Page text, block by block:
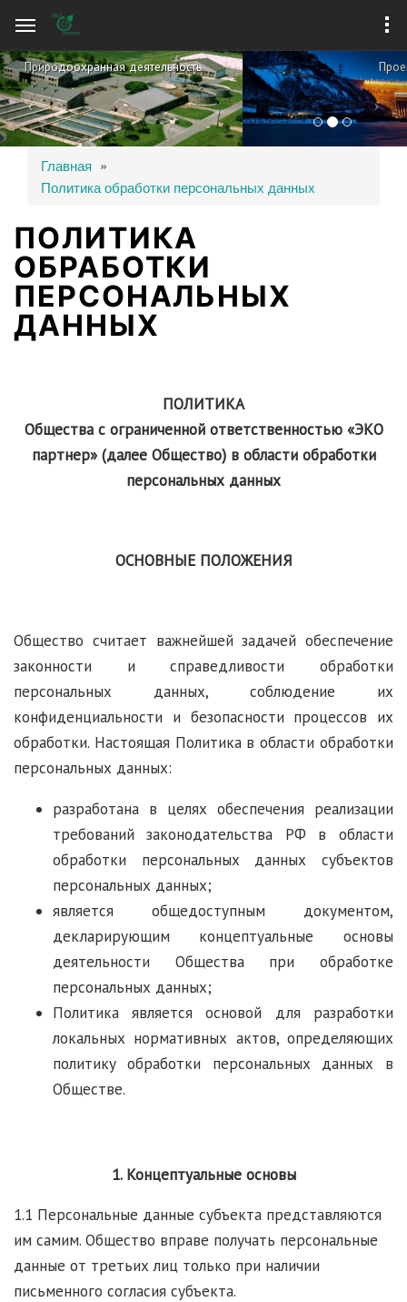
содержанию
Проектная и изыскательская деятельность
P
r
e
v
u
s
N
e
x
t
ВЫ ЗДЕСЬ
Главная »
Политика обработки персональных данных
ПОЛИТИКА
ОБРАБОТКИ
ПЕРСОНАЛЬНЫХ
ДАННЫХ
ПОЛИТИКА
Общества с ограниченной ответственностью «ЭКО
партнер» (далее Общество) в области обработки
персональных данных
ОСНОВНЫЕ ПОЛОЖЕНИЯ
Общество считает важнейшей задачей обеспечение
законности и справедливости обработки
персональных данных, соблюдение их
конфиденциальности и безопасности процессов их
обработки. Настоящая Политика в области обработки
персональных данных:
разработана в целях обеспечения реализации
требований законодательства РФ в области
обработки персональных данных субъектов
персональных данных;
является общедоступным документом,
декларирующим концептуальные основы
деятельности Общества при обработке
персональных данных;
Политика является основой для разработки
локальных нормативных актов, определяющих
политику обработки персональных данных в
Обществе.
1. Концептуальные основы
1.1 Персональные данные субъекта представляются
им самим. Общество вправе получать персональные
данные от третьих лиц только при наличии
письменного согласия субъекта.